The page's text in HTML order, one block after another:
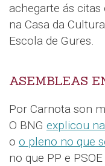
achegarte ás
na Casa da
Escola de Gures.
ASEMBLEAS
Por Carnota son
O BNG explicou
o o pleno no que
no que PP e